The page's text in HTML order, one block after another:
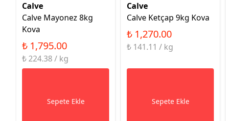
Calve
Calve Mayonez 8kg
Kova
₺ 1,795.00
₺ 224.38 / kg
Sepete Ekle
Calve
Calve Ketçap 9kg Kova
₺ 1,270.00
₺ 141.11 / kg
Sepete Ekle